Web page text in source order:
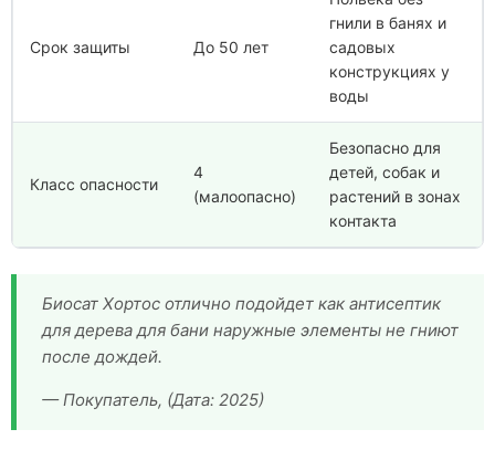
Срок защиты До 50 лет
гнили в банях и
садовых
конструкциях у
воды
Класс опасности
4
(малоопасно)
Безопасно для
детей, собак и
растений в зонах
контакта
Биосат Хортос отлично подойдет как антисептик
для дерева для бани наружные элементы не гниют
после дождей.
— Покупатель, (Дата: 2025)